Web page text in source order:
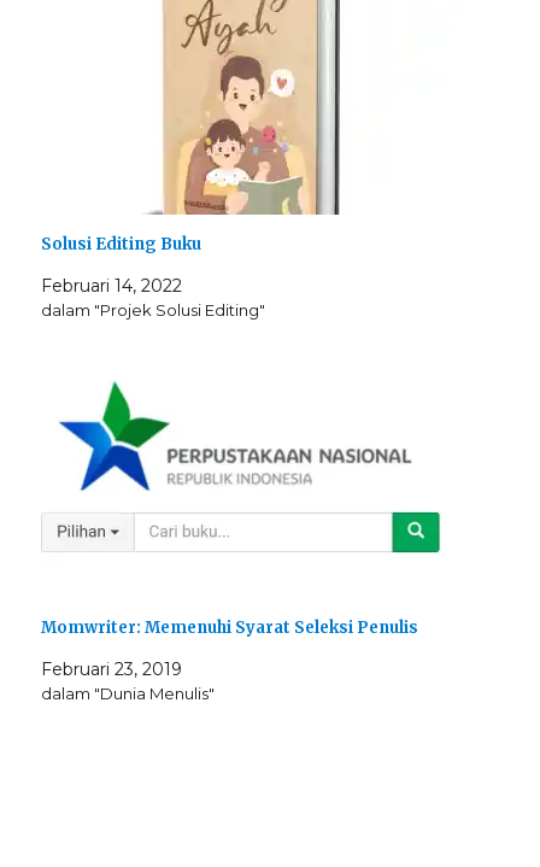
Solusi Editing Buku
Februari 14, 2022
dalam "Projek Solusi Editing"
Momwriter: Memenuhi Syarat Seleksi Penulis
Februari 23, 2019
dalam "Dunia Menulis"